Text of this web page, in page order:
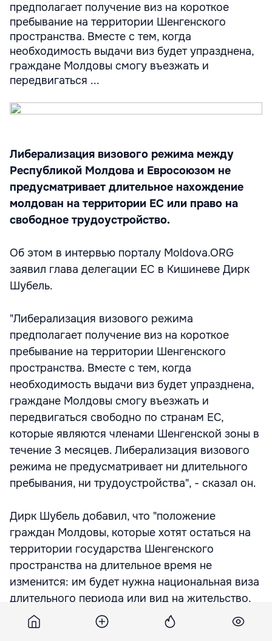
предполагает получение виз на короткое
пребывание на территории Шенгенского
пространства. Вместе с тем, когда
необходимость выдачи виз будет упразднена,
граждане Молдовы смогу въезжать и
передвигаться ...
Либерализация визового режима между
Республикой Молдова и Евросоюзом не
предусматривает длительное нахождение
молдован на территории ЕС или право на
свободное трудоустройство.
Об этом в интервью порталу Moldova.ORG
заявил глава делегации ЕС в Кишиневе Дирк
Шубель.
"Либерализация визового режима
предполагает получение виз на короткое
пребывание на территории Шенгенского
пространства. Вместе с тем, когда
необходимость выдачи виз будет упразднена,
граждане Молдовы смогу въезжать и
передвигаться свободно по странам ЕС,
которые являются членами Шенгенской зоны в
течение 3 месяцев. Либерализация визового
режима не предусматривает ни длительного
пребывания, ни трудоустройства", - сказал он.
Дирк Шубель добавил, что "положение
граждан Молдовы, которые хотят остаться на
территории государства Шенгенского
пространства на длительное время не
изменится: им будет нужна национальная виза
длительного периода или вид на жительство.
Легальное трудоустройство также будет
зависеть от национального законодательства